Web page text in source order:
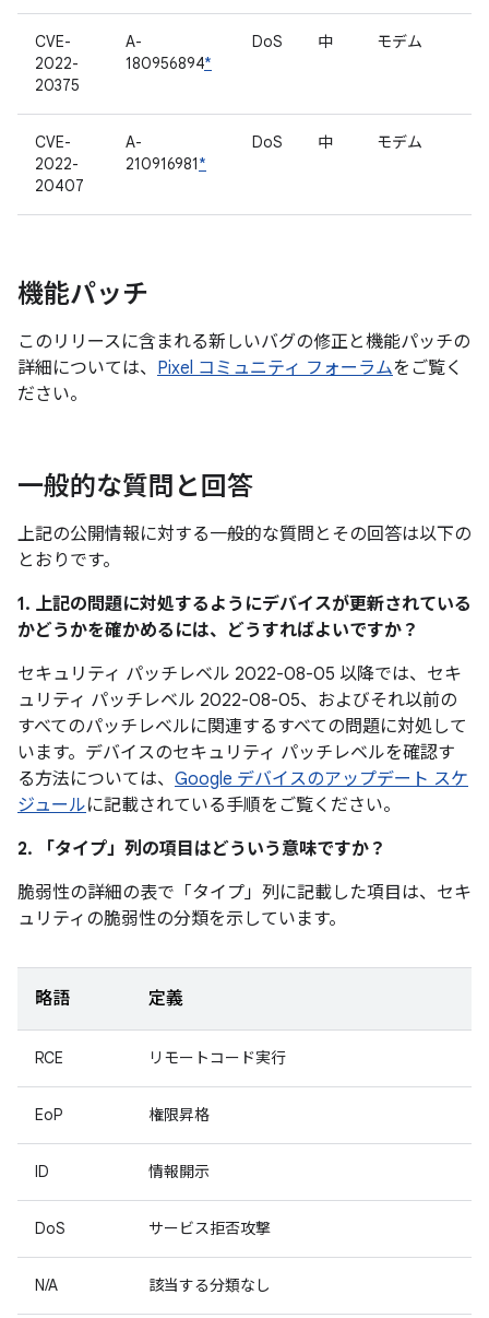
CVE-
2022-
20375
A-
180956894*
DoS 中 モデム
CVE-
2022-
20407
A-
210916981*
DoS 中 モデム
機能パッチ
このリリースに含まれる新しいバグの修正と機能パッチの
詳細については、 Pixel コミュニティ フォーラムをご覧く
ださい。
一般的な質問と回答
上記の公開情報に対する一般的な質問とその回答は以下の
とおりです。
1. 上記の問題に対処するようにデバイスが更新されている
かどうかを確かめるには、どうすればよいですか？
セキュリティ パッチレベル 2022-08-05 以降では、セキ
ュリティ パッチレベル 2022-08-05、およびそれ以前の
すべてのパッチレベルに関連するすべての問題に対処して
います。デバイスのセキュリティ パッチレベルを確認す
る方法については、 Google デバイスのアップデート スケ
ジュールに記載されている手順をご覧ください。
2. 「タイプ」 列の項目はどういう意味ですか？
脆弱性の詳細の表で「タイプ」 列に記載した項目は、セキ
ュリティの脆弱性の分類を示しています。
略語 定義
RCE リモートコード実行
EoP 権限昇格
ID 情報開示
DoS サービス拒否攻撃
N/A 該当する分類なし